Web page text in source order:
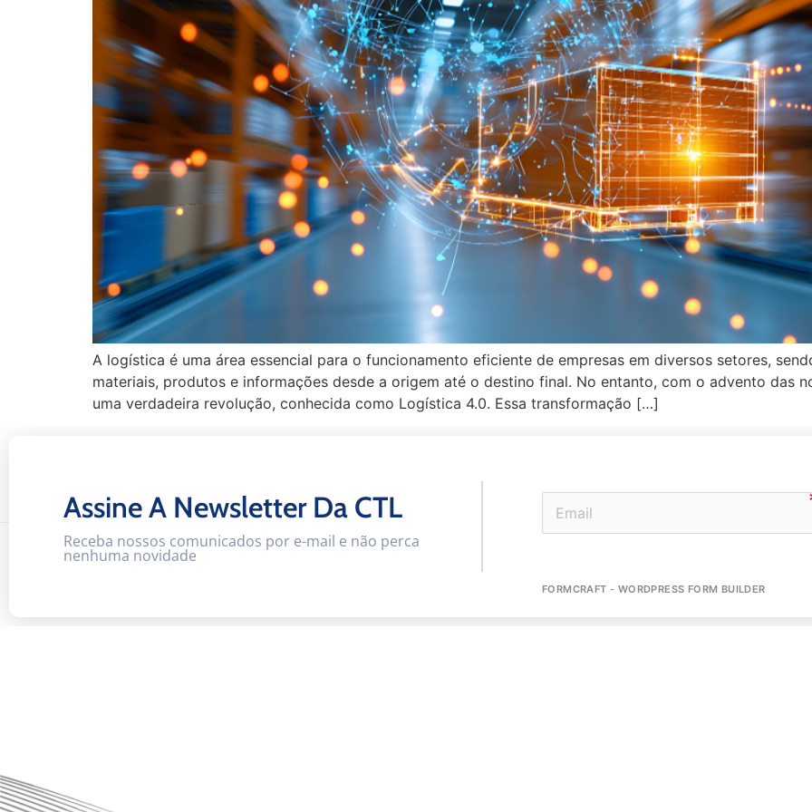
A logística é uma área essencial para o funcionamento eficiente de empresas em diversos setores,
materiais, produtos e informações desde a origem até o destino final. No entanto, com o advento das
uma verdadeira revolução, conhecida como Logística 4.0. Essa transformação […]
Assine A Newsletter Da CTL
Receba nossos comunicados por e-mail e não perca
nenhuma novidade
FORMCRAFT - WORDPRESS FORM BUILDER